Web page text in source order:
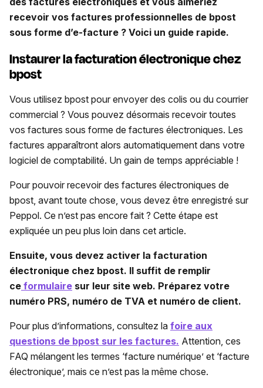
recevoir vos factures professionnelles de bpost
sous forme d’e-facture ? Voici un guide rapide.
Instaurer la facturation électronique chez
bpost
Vous utilisez bpost pour envoyer des colis ou du courrier
commercial ? Vous pouvez désormais recevoir toutes
vos factures sous forme de factures électroniques. Les
factures apparaîtront alors automatiquement dans votre
logiciel de comptabilité. Un gain de temps appréciable !
Pour pouvoir recevoir des factures électroniques de
bpost, avant toute chose, vous devez être enregistré sur
Peppol. Ce n’est pas encore fait ? Cette étape est
expliquée un peu plus loin dans cet article.
Ensuite, vous devez activer la facturation
électronique chez bpost. Il suffit de remplir
ce formulaire sur leur site web. Préparez votre
numéro PRS, numéro de TVA et numéro de client.
Pour plus d’informations, consultez la foire aux
questions de bpost sur les factures. Attention, ces
FAQ mélangent les termes ‘facture numérique’ et ‘facture
électronique’, mais ce n’est pas la même chose.